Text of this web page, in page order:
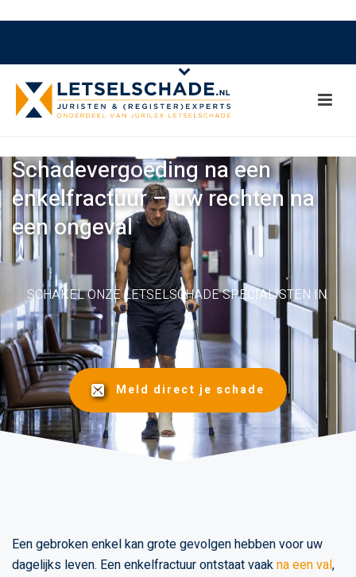
Schadevergoeding na een
enkelfractuur – uw rechten na
een ongeval
SCHAKEL ONZE LETSELSCHADE SPECIALISTEN IN.
Meld direct je schade
Een gebroken enkel kan grote gevolgen hebben voor uw
dagelijks leven. Een enkelfractuur ontstaat vaakna een val,